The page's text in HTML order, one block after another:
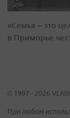
«Семья – это
в Приморье
© 1997 - 2026
При любом